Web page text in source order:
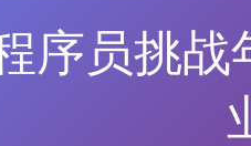
序员挑战